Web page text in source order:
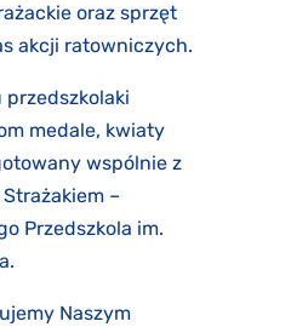
oraz sprzęt
akcji ratowniczych.
przedszkolaki
medale, kwiaty
wspólnie z
–
Przedszkola im.
Naszym